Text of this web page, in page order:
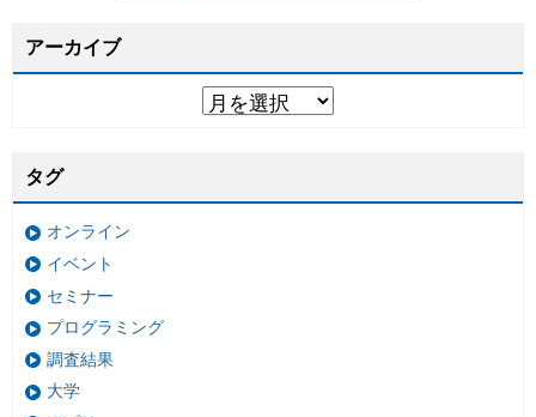
アーカイブ
タグ
オンライン
イベント
セミナー
プログラミング
調査結果
大学